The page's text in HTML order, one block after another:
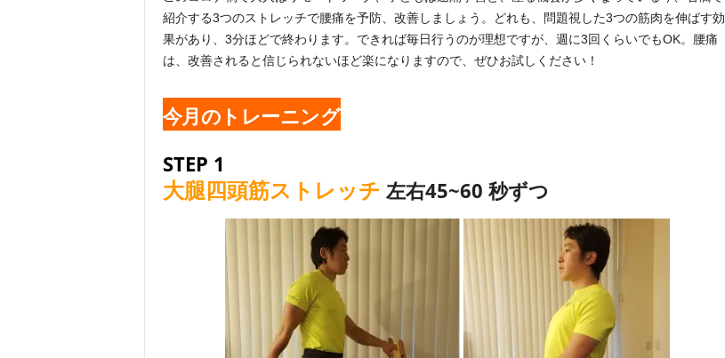
紹介する3つのストレッチで腰痛を予防、改善しましょう。どれも、問題視した3つの筋肉を伸ばす効
果があり、3分ほどで終わります。できれば毎日行うのが理想ですが、週に3回くらいでもOK。腰痛
は、改善されると信じられないほど楽になりますので、ぜひお試しください！
今月のトレーニング
STEP 1
大腿四頭筋ストレッチ 左右45~60 秒ずつ